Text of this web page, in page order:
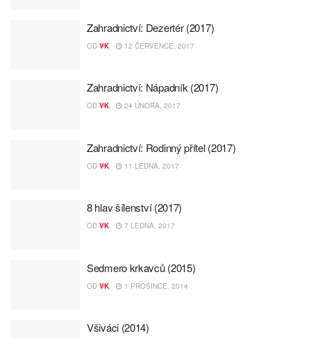
Zahradnictví: Dezertér (2017)
OD VK 12 ČERVENCE, 2017
Zahradnictví: Nápadník (2017)
OD VK 24 ÚNORA, 2017
Zahradnictví: Rodinný přítel (2017)
OD VK 11 LEDNA, 2017
8 hlav šílenství (2017)
OD VK 7 LEDNA, 2017
Sedmero krkavců (2015)
OD VK 1 PROSINCE, 2014
Všiváci (2014)